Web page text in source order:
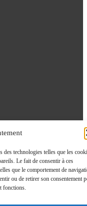
technologies telles que les
Le fait de consentir à ces
que le comportement de
ou de retirer son consentement
fonctions.